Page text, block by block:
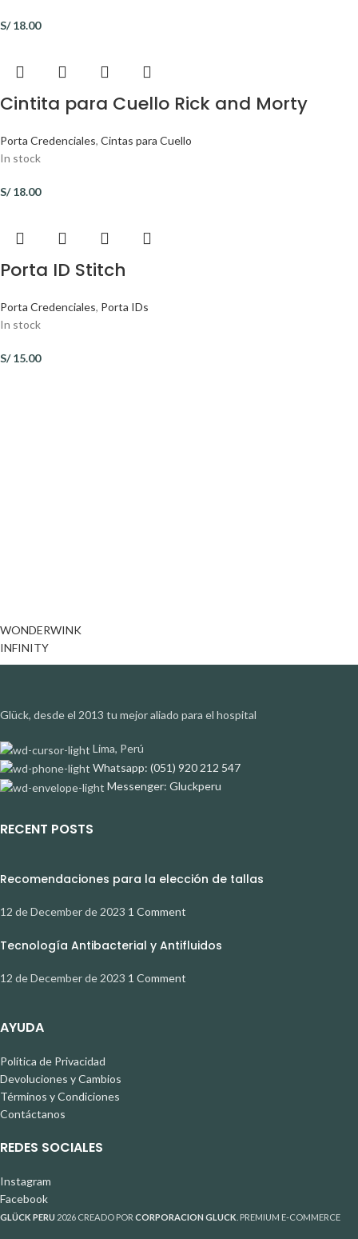
S/18.00
Cintita para Cuello Rick and Morty
Porta Credenciales, Cintas para Cuello
In stock
S/18.00
Porta ID Stitch
Porta Credenciales, Porta IDs
In stock
S/15.00
WONDERWINK
INFINITY
Glück, desde el 2013 tu mejor aliado para el hospital
Lima, Perú
Whatsapp: (051) 920 212 547
Messenger: Gluckperu
RECENT POSTS
Recomendaciones para la elección de tallas
12 de December de 2023 1 Comment
Tecnología Antibacterial y Antifluidos
12 de December de 2023 1 Comment
AYUDA
Política de Privacidad
Devoluciones y Cambios
Términos y Condiciones
Contáctanos
REDES SOCIALES
Instagram
Facebook
GLÜCK PERU 2026 CREADO POR CORPORACION GLUCK . PREMIUM E-COMMERCE